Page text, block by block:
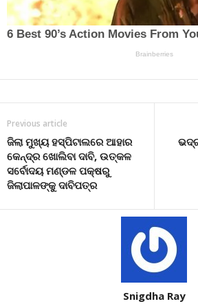
Previous article
ଜିଲା ମୁଖ୍ୟ ହସ୍‌ପିଟାଲରେ ଆହାର
କେନ୍ଦ୍ର ଖୋଲିବା ଦାବି, ଉତ୍କଳ
ସର୍ବୋଦୟ ମଣ୍ଡଳ ପକ୍ଷରୁ
ଜିଲାପାଳଙ୍କୁ ଦାବିପତ୍ର
Snigdha Ray